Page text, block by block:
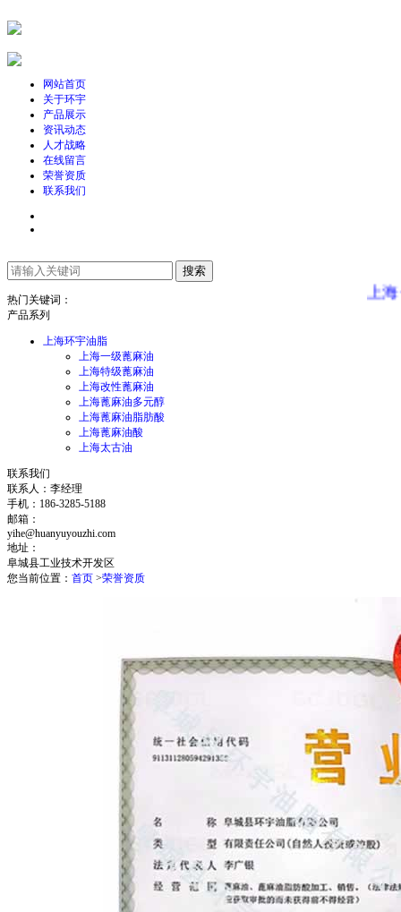
网站首页
关于环宇
产品展示
资讯动态
人才战略
在线留言
荣誉资质
联系我们
热门关键词： 上海
产品系列
上海环宇油脂
上海一级蓖麻油
上海特级蓖麻油
上海改性蓖麻油
上海蓖麻油多元醇
上海蓖麻油脂肪酸
上海蓖麻油酸
上海太古油
联系我们
联系人：李经理
手机：186-3285-5188
邮箱：
yihe@huanyuyouzhi.com
地址：
阜城县工业技术开发区
您当前位置： 首页 >荣誉资质